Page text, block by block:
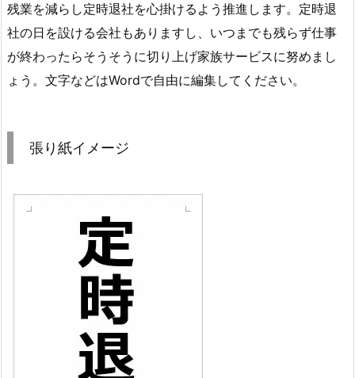
残業を減らし定時退社を心掛けるよう推進します。定時退
社の日を設ける会社もありますし、いつまでも残らず仕事
が終わったらそうそうに切り上げ家族サービスに努めまし
ょう。文字などはWordで自由に編集してください。
張り紙イメージ